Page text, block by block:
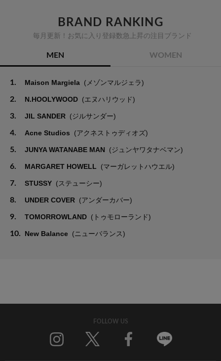
BRAND RANKING
毎月更新！お気に入り登録数急上昇の注目ブランド
MEN WOMEN
1. Maison Margiela (メゾンマルジェラ)
2. N.HOOLYWOOD (エヌハリウッド)
3. JIL SANDER (ジルサンダー)
4. Acne Studios (アクネストゥディオズ)
5. JUNYA WATANABE MAN (ジュンヤワタナベマン)
6. MARGARET HOWELL (マーガレットハウエル)
7. STUSSY (ステューシー)
8. UNDER COVER (アンダーカバー)
9. TOMORROWLAND (トゥモローランド)
10. New Balance (ニューバランス)
FOLLOW US